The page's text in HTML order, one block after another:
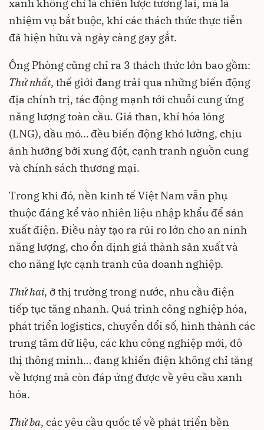
xanh không chỉ là chiến lược tương lai, mà là
nhiệm vụ bắt buộc, khi các thách thức thực tiễn
đã hiện hữu và ngày càng gay gắt.
Ông Phòng cũng chỉ ra 3 thách thức lớn bao gồm:
Thứ nhất, thế giới đang trải qua những biến động
địa chính trị, tác động mạnh tới chuỗi cung ứng
năng lượng toàn cầu. Giá than, khí hóa lỏng
(LNG), dầu mỏ… đều biến động khó lường, chịu
ảnh hưởng bởi xung đột, cạnh tranh nguồn cung
và chính sách thương mại.
Trong khi đó, nền kinh tế Việt Nam vẫn phụ
thuộc đáng kể vào nhiên liệu nhập khẩu để sản
xuất điện. Điều này tạo ra rủi ro lớn cho an ninh
năng lượng, cho ổn định giá thành sản xuất và
cho năng lực cạnh tranh của doanh nghiệp.
Thứ hai, ở thị trường trong nước, nhu cầu điện
tiếp tục tăng nhanh. Quá trình công nghiệp hóa,
phát triển logistics, chuyển đổi số, hình thành các
trung tâm dữ liệu, các khu công nghiệp mới, đô
thị thông minh… đang khiến điện không chỉ tăng
về lượng mà còn đáp ứng được về yêu cầu xanh
hóa.
Thứ ba, các yêu cầu quốc tế về phát triển bền